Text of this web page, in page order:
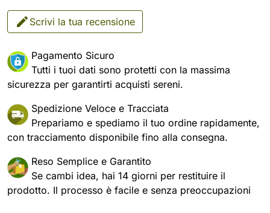
Scrivi la tua recensione
Pagamento Sicuro
Tutti i tuoi dati sono protetti con la massima
sicurezza per garantirti acquisti sereni.
Spedizione Veloce e Tracciata
Prepariamo e spediamo il tuo ordine rapidamente,
con tracciamento disponibile fino alla consegna.
Reso Semplice e Garantito
Se cambi idea, hai 14 giorni per restituire il
prodotto. Il processo è facile e senza preoccupazioni